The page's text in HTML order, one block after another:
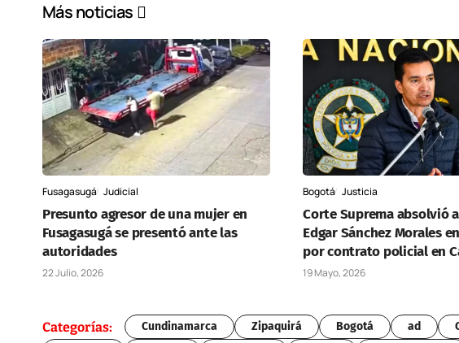
Más noticias
Fusagasugá Judicial
Presunto agresor de una mujer en
Fusagasugá se presentó ante las
autoridades
22 Julio, 2026
Bogotá Justicia
Corte Suprema absolvió
Edgar Sánchez Morales
por contrato policial en
19 Mayo, 2026
Categorías: Cundinamarca Zipaquirá Bogotá ad